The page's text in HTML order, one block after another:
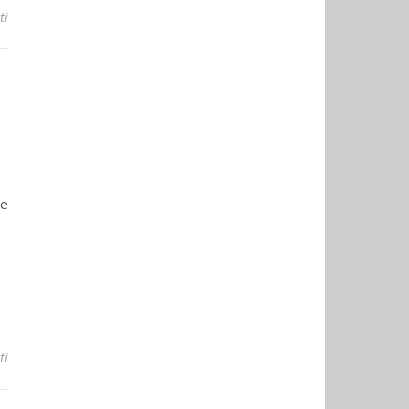
su Gita sociale: Chetif, lago Arpy
su Gita sociale: ferrata Bec Valetta